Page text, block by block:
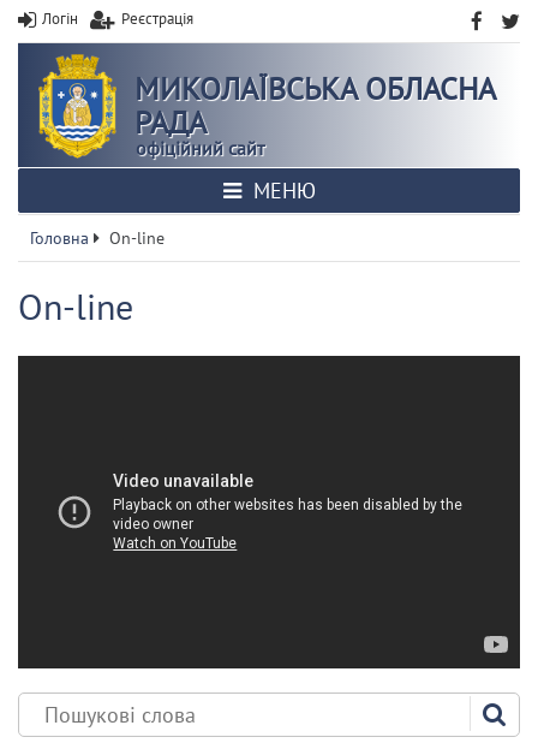
Логін Реєстрація
МИКОЛАЇВСЬКА ОБЛАСНА
РАДА
офіційний сайт
МЕНЮ
Головна On-line
On-line